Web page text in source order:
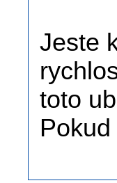
Jeste
toto